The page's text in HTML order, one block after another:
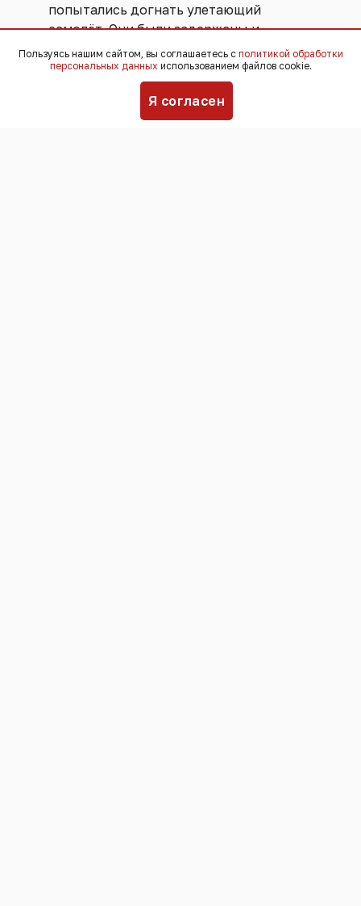
попытались догнать улетающий
самолёт. Они были задержаны и
переданы ФСБ. Угрозы безопасности
полётов не возникло, никто не
сообщилив пресс-службе
Пользуясь нашим сайтом, вы соглашаетесь с политикой обработки
персональных данных использованием файлов cookie.
Я согласен